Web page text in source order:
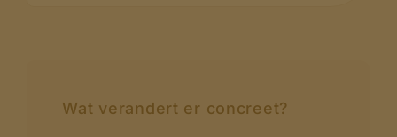
Wat verandert er concreet?